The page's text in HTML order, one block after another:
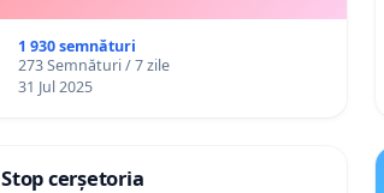
1 930 semnături
273 Semnături / 7 zile
31 Jul 2025
Stop cerșetoria